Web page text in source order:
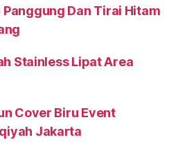
Panggung Dan Tirai Hitam
Stainless Lipat Area
Cover Biru Event
Jakarta